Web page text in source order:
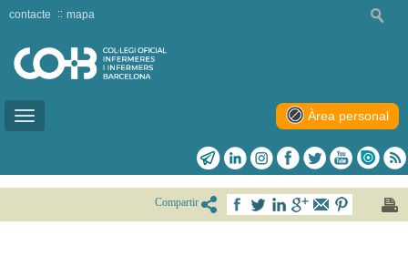
Toggle
contacte mapa
Àrea personal
Compartir